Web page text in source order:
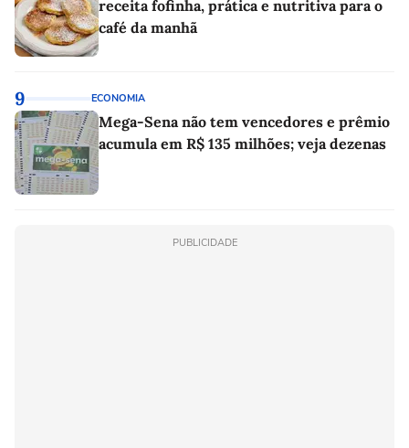
receita fofinha, prática e nutritiva para o
café da manhã
9 ECONOMIA
Mega-Sena não tem vencedores e prêmio
acumula em R$ 135 milhões; veja dezenas
PUBLICIDADE